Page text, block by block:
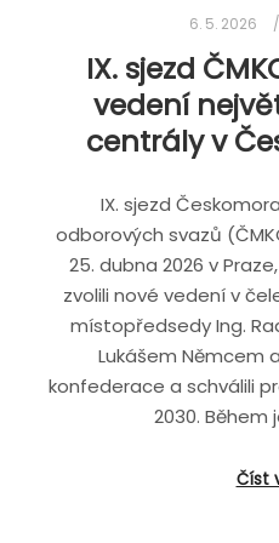
6. 5. 2026
IX. sjezd
vedení
centrály v
IX. sjezd
odborových svazů
25. dubna 2026 v
zvolili nové vedení v
místopředsedy Ing.
Lukášem Němcem
konfederace a schválili
2030. Během
Číst